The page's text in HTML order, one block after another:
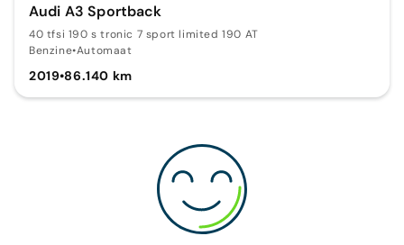
Audi A3 Sportback
40 tfsi 190 s tronic 7 sport limited 190 AT
Benzine•Automaat
2019•86.140 km